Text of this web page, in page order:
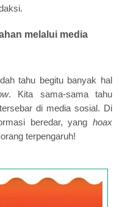
melalui media
tahu begitu banyak hal
. Kita sama-sama tahu
di media sosial. Di
beredar, yang hoax
terpengaruh!